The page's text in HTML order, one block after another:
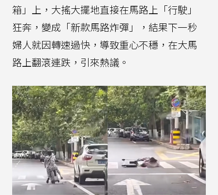
箱」上，大搖大擺地直接在馬路上「行駛」
狂奔，變成「新款馬路炸彈」，結果下一秒
婦人就因轉速過快，導致重心不穩，在大馬
路上翻滾連跌，引來熱議。